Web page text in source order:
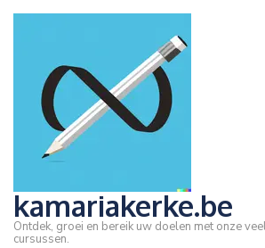
Ga
Enter)
kamariakerke.be
Ontdek, groei en bereik uw doelen met onze
cursussen.